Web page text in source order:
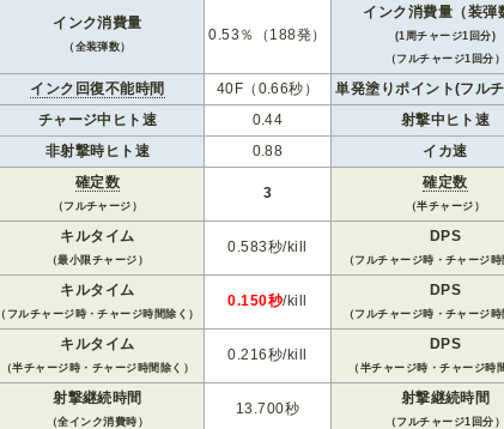
インク消費量
（全装弾数）
0.53％（188発）
インク消費量（装弾
(1周チャージ1回分)
（フルチャージ1回分）
インク回復不能時間 40F（0.66秒） 単発塗りポイント(フル
チャージ中ヒト速
0.44 射撃中ヒト速
非射撃時ヒト速
0.88 イカ速
確定数
（フルチャージ）
3
確定数
（半チャージ）
キルタイム
（最小限チャージ）
0.583秒/kill
DPS
（フルチャージ時・チャージ時
キルタイム
（フルチャージ時・チャージ時間除く）
0.150秒/kill
DPS
（フルチャージ時・チャージ時
キルタイム
（半チャージ時・チャージ時間除く）
0.216秒/kill
DPS
（半チャージ時・チャージ時
射撃継続時間
（全インク消費時）
13.700秒
射撃継続時間
（フルチャージ1回分）